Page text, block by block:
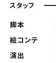
スタッフ
脚本
絵コンテ
演出